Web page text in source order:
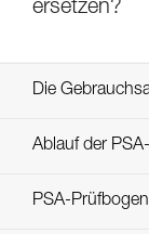
ersetzen?
Die
Ablauf der
PSA-Prüfbogen